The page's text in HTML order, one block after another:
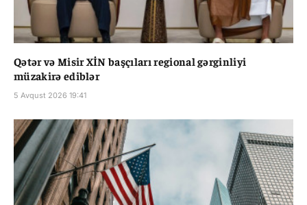
Qətər və Misir XİN başçıları regional gərginliyi
müzakirə ediblər
5 Avqust 2026 19:41